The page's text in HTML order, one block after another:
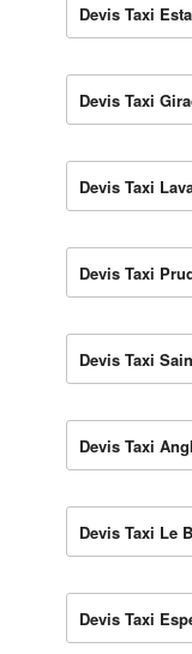
Devis Taxi
Devis Taxi
Devis Taxi
Devis Taxi
Devis Taxi
Devis Taxi
Devis Taxi Le
Devis Taxi